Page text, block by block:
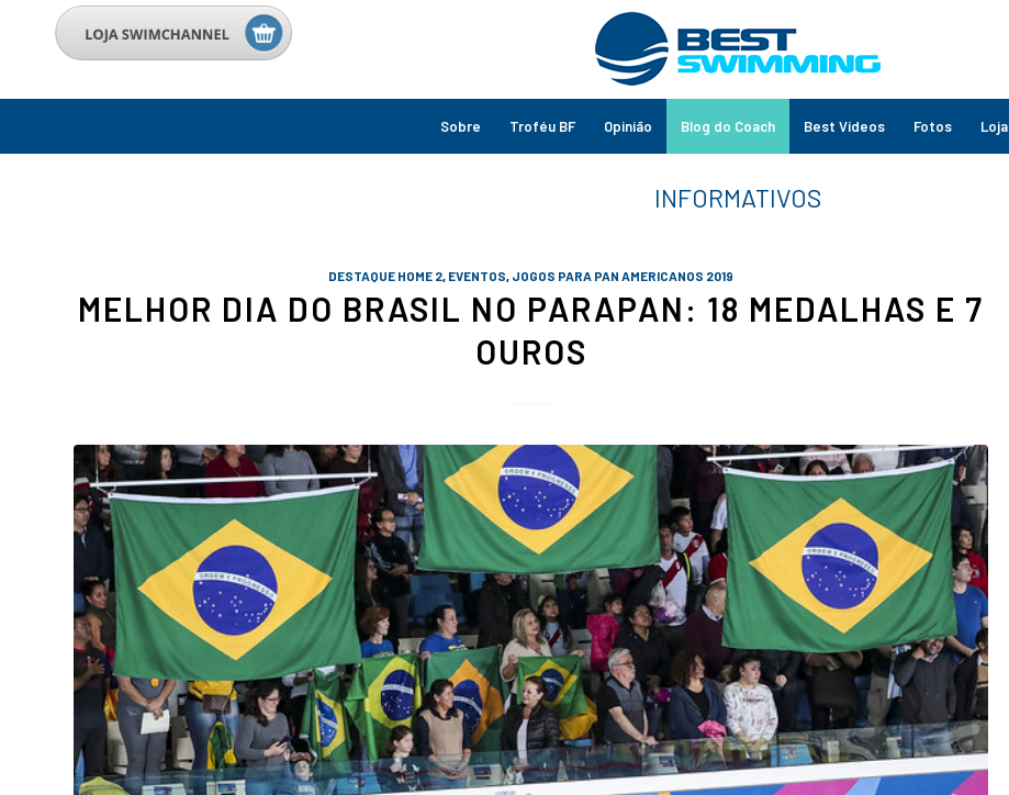
Sobre Troféu BF Opinião Blog do Coach Best Vídeos Fotos Loja
DESTAQUE HOME 2, EVENTOS, JOGOS PARA PAN AMERICANOS 2019
MELHOR DIA DO BRASIL NO PARAPAN: 18 MEDALHAS E 7
OUROS